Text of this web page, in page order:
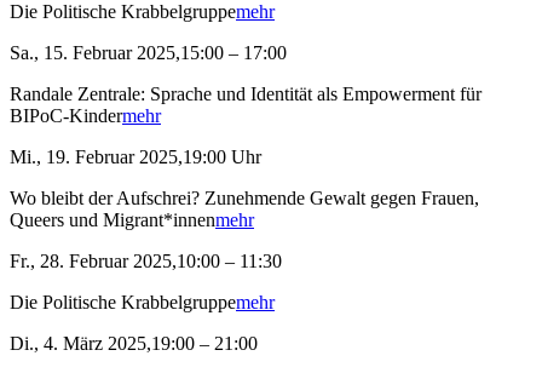
Die Politische Krabbelgruppemehr
Sa., 15. Februar 2025,15:00 – 17:00
Randale Zentrale: Sprache und Identität als Empowerment für
BIPoC-Kindermehr
Mi., 19. Februar 2025,19:00 Uhr
Wo bleibt der Aufschrei? Zunehmende Gewalt gegen Frauen,
Queers und Migrant*innenmehr
Fr., 28. Februar 2025,10:00 – 11:30
Die Politische Krabbelgruppemehr
Di., 4. März 2025,19:00 – 21:00